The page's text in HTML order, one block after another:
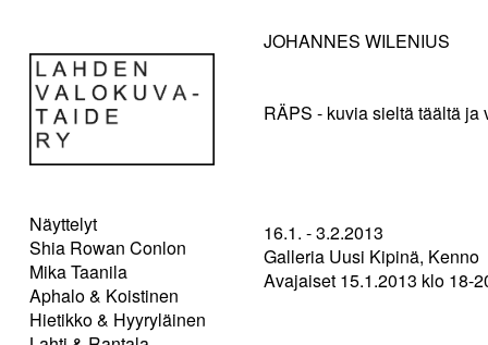
Näyttelyt
Shia Rowan Conlon
Mika Taanila
Aphalo & Koistinen
Hietikko & Hyyryläinen
JOHANNES WILENIUS
RÄPS - kuvia sieltä täältä ja
16.1. - 3.2.2013
Galleria Uusi Kipinä, Kenno
Avajaiset 15.1.2013 klo 18-